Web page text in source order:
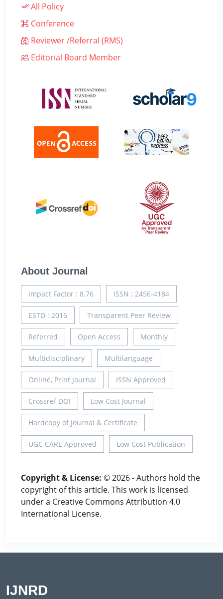
All Policy
Conference
Reviewer /Referral (RMS)
Editorial Board Member
About Journal
Impact Factor : 8.76 ISSN : 2456-4184
ESTD : 2016 Transparent Peer Review
Referred Open Access Monthly
Multidisciplinary Multilanguage
Online, Print Journal ISSN Approved
Crossref DOI Low Cost Journal
Hardcopy of Journal & Certificate
UGC CARE Approved Low Cost Publication
Copyright & License: © 2026 - Authors hold the
copyright of this article. This work is licensed
under a Creative Commons Attribution 4.0
International License.
IJNRD